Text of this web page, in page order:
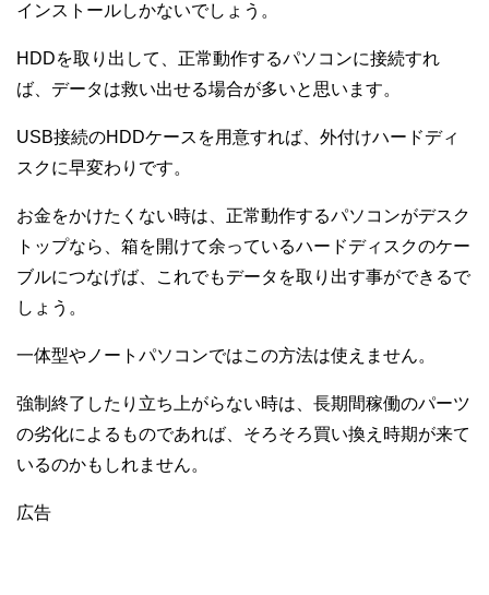
インストールしかないでしょう。
HDDを取り出して、正常動作するパソコンに接続すれ
ば、データは救い出せる場合が多いと思います。
USB接続のHDDケースを用意すれば、外付けハードディ
スクに早変わりです。
お金をかけたくない時は、正常動作するパソコンがデスク
トップなら、箱を開けて余っているハードディスクのケー
ブルにつなげば、これでもデータを取り出す事ができるで
しょう。
一体型やノートパソコンではこの方法は使えません。
強制終了したり立ち上がらない時は、長期間稼働のパーツ
の劣化によるものであれば、そろそろ買い換え時期が来て
いるのかもしれません。
広告